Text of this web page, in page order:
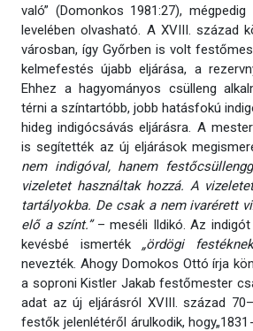
való” (Domonkos 1981:27),
levelében olvasható. A XVIII. század
városban, így Győrben is volt
kelmefestés újabb eljárása, a
Ehhez a hagyományos csülleng
térni a színtartóbb, jobb hatásfokú
hideg indigócsávás eljárásra. A
is segítették az új eljárások
nem indigóval, hanem
vizeletet használtak hozzá. A
tartályokba. De csak a nem ivarérett
elő a színt.”– meséli Ildikó. Az indigót
kevésbé ismerték „ördögi
nevezték. Ahogy Domokos Ottó írja
a soproni Kistler Jakab festőmester
adat az új eljárásról XVIII. század
festők jelenlétéről árulkodik,